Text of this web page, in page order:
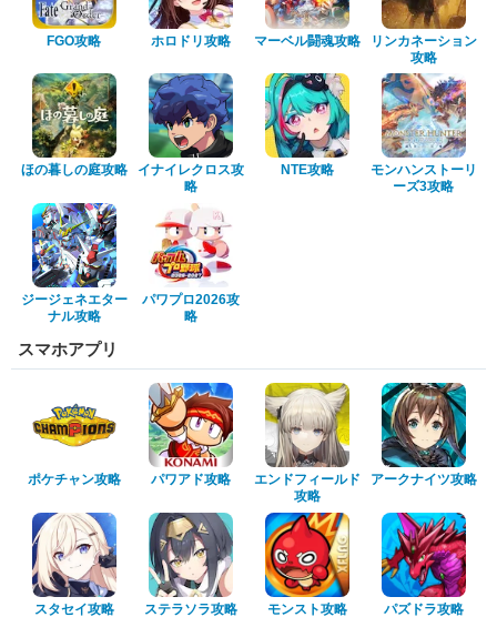
FGO攻略 ホロドリ攻略 マーベル闘魂攻略
リンカネーション
攻略
ほの暮しの庭攻略
イナイレクロス攻
略
NTE攻略
モンハンストーリ
ーズ3攻略
ジージェネエター
ナル攻略
パワプロ2026攻
略
スマホアプリ
ポケチャン攻略 パワアド攻略
エンドフィールド
攻略
アークナイツ攻略
スタセイ攻略 ステラソラ攻略 モンスト攻略 パズドラ攻略